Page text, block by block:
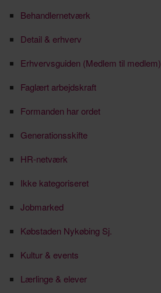
Behandlernetværk
Detail & erhverv
Erhvervsguiden (Medlem til medlem)
Faglært arbejdskraft
Formanden har ordet
Generationsskifte
HR-netværk
Ikke kategoriseret
Jobmarked
Købstaden Nykøbing Sj.
Kultur & events
Lærlinge & elever